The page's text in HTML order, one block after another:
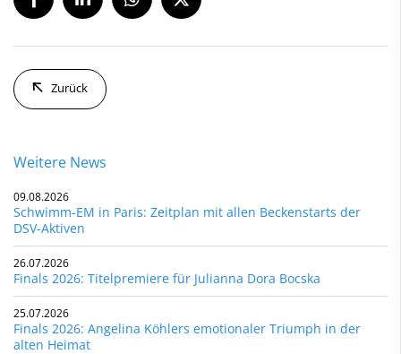
Zurück
Weitere News
09.08.2026
Schwimm-EM in Paris: Zeitplan mit allen Beckenstarts der
DSV-Aktiven
26.07.2026
Finals 2026: Titelpremiere für Julianna Dora Bocska
25.07.2026
Finals 2026: Angelina Köhlers emotionaler Triumph in der
alten Heimat